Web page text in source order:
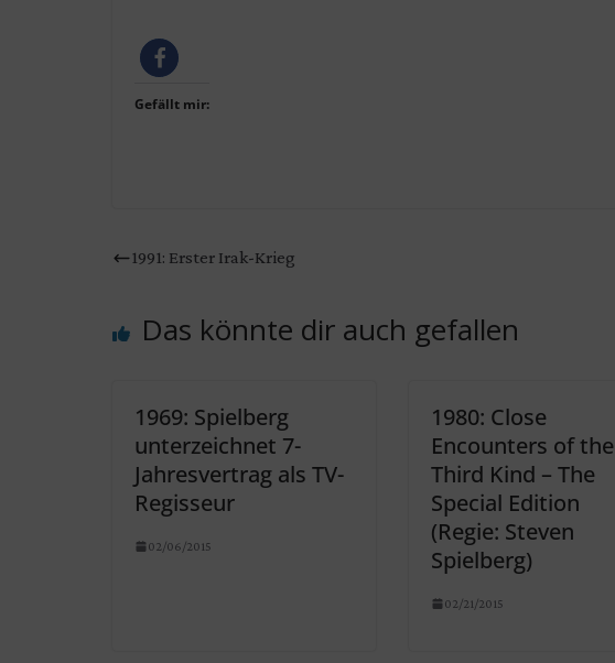
Gefällt mir:
1991: Erster Irak-Krieg
Das könnte dir auch gefallen
1969: Spielberg
unterzeichnet 7-
Jahresvertrag als TV-
Regisseur
02/06/2015
1980: Close
Encounters of the
Third Kind – The
Special Edition
(Regie: Steven
Spielberg)
02/21/2015